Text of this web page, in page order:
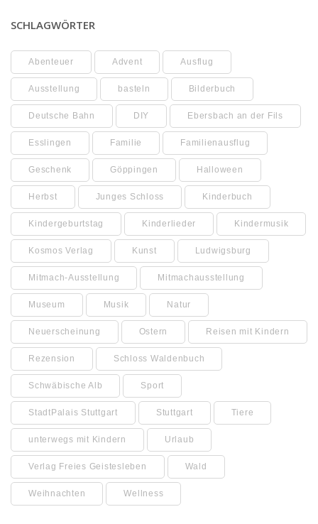
SCHLAGWÖRTER
Abenteuer Advent Ausflug
Ausstellung basteln Bilderbuch
Deutsche Bahn DIY Ebersbach an der Fils
Esslingen Familie Familienausflug
Geschenk Göppingen Halloween
Herbst Junges Schloss Kinderbuch
Kindergeburtstag Kinderlieder Kindermusik
Kosmos Verlag Kunst Ludwigsburg
Mitmach-Ausstellung Mitmachausstellung
Museum Musik Natur
Neuerscheinung Ostern Reisen mit Kindern
Rezension Schloss Waldenbuch
Schwäbische Alb Sport
StadtPalais Stuttgart Stuttgart Tiere
unterwegs mit Kindern Urlaub
Verlag Freies Geistesleben Wald
Weihnachten Wellness